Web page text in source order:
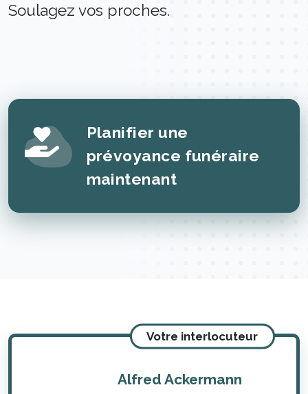
Soulagez vos proches.
Planifier une
prévoyance funéraire
maintenant
Votre interlocuteur
Alfred Ackermann